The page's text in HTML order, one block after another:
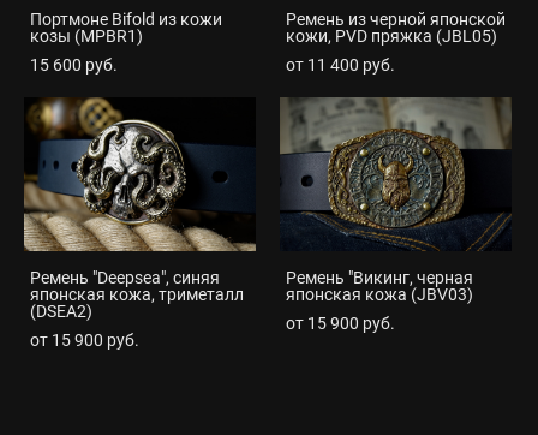
Портмоне Bifold из кожи
козы (MPBR1)
15 600 pуб.
Ремень из черной японской
кожи, PVD пряжка (JBL05)
от 11 400 pуб.
Ремень "Deepsea", синяя
японская кожа, триметалл
(DSEA2)
от 15 900 pуб.
Ремень "Викинг, черная
японская кожа (JBV03)
от 15 900 pуб.